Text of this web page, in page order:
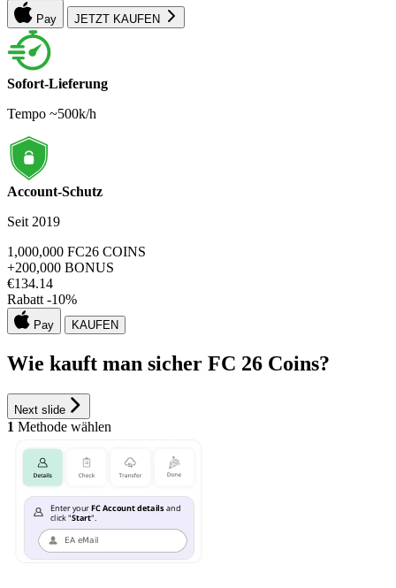
Pay JETZT KAUFEN
Sofort-Lieferung
Tempo ~500k/h
Account-Schutz
Seit 2019
1,000,000 FC26 COINS
+200,000 BONUS
€134.14
Rabatt -10%
Pay KAUFEN
Wie kauft man sicher FC 26 Coins?
Next slide
1 Methode wählen